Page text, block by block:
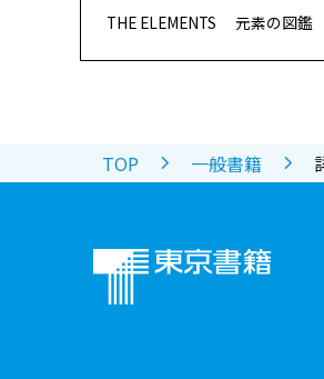
THE ELEMENTS 元素の図鑑
TOP 一般書籍